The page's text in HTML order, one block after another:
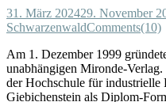
31. März 202429. November
SchwarzenwaldComments(10)
Am 1. Dezember 1999
unabhängigen Mironde-
der Hochschule für
Giebichenstein als Diplom-